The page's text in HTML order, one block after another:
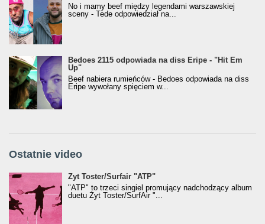
No i mamy beef między legendami warszawskiej
sceny - Tede odpowiedział na...
Bedoes 2115 odpowiada na diss Eripe - "Hit Em
Up"
Beef nabiera rumieńców - Bedoes odpowiada na diss
Eripe wywołany spięciem w...
Ostatnie video
Żyt Toster/SurfAir - ATP VIDEO
Żyt Toster/Surfair "ATP"
"ATP" to trzeci singiel promujący nadchodzący album
duetu Żyt Toster/SurfAir "...